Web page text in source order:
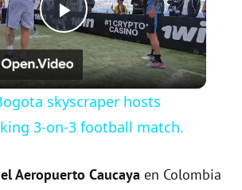
P
l
a
y
skyscraper hosts
3-on-3 football match.
Aeropuerto Caucaya en Colombia